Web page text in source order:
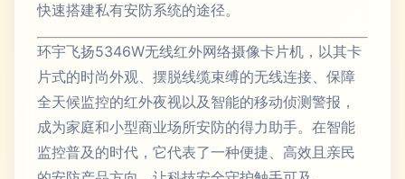
快速搭建私有安防系统的途径。
环宇飞扬5346W无线红外网络摄像卡片机，以其卡
片式的时尚外观、摆脱线缆束缚的无线连接、保障
全天候监控的红外夜视以及智能的移动侦测警报，
成为家庭和小型商业场所安防的得力助手。在智能
监控普及的时代，它代表了一种便捷、高效且亲民